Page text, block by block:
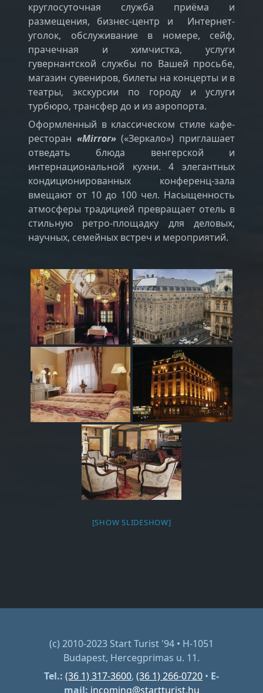
круглосуточная служба приёма и
размещения, бизнес-центр и Интернет-
уголок, обслуживание в номере, сейф,
прачечная и химчистка, услуги
гувернантской службы по Вашей просьбе,
магазин сувениров, билеты на концерты и в
театры, экскурсии по городу и услуги
турбюро, трансфер до и из аэропорта.
Оформленный в классическом стиле кафе-
ресторан «Мirror»(«Зеркало») приглашает
отведать блюда венгерской и
интернациональной кухни. 4 элегантных
кондиционированных конференц-зала
вмещают от 10 до 100 чел. Насыщенность
атмосферы традицией превращает отель в
стильную ретро-площадку для деловых,
научных, семейных встреч и мероприятий.
[SHOW SLIDESHOW]
(c) 2010-2023 Start Turist '94 • H-1051
Budapest, Hercegprimas u. 11.
Tel.: (36 1) 317-3600, (36 1) 266-0720 • E-
mail: incoming@startturist.hu